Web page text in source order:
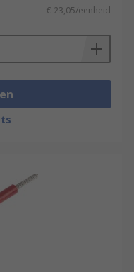
€ 23,05/eenheid